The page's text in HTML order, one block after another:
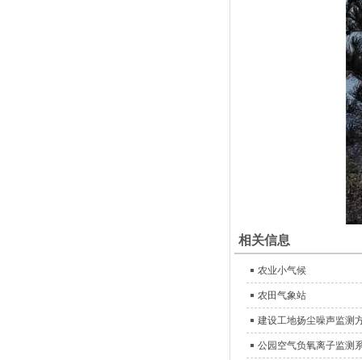
相关信息
农业小气候
农田气象站
建设工地扬尘噪声监测
公园空气负氧离子监测